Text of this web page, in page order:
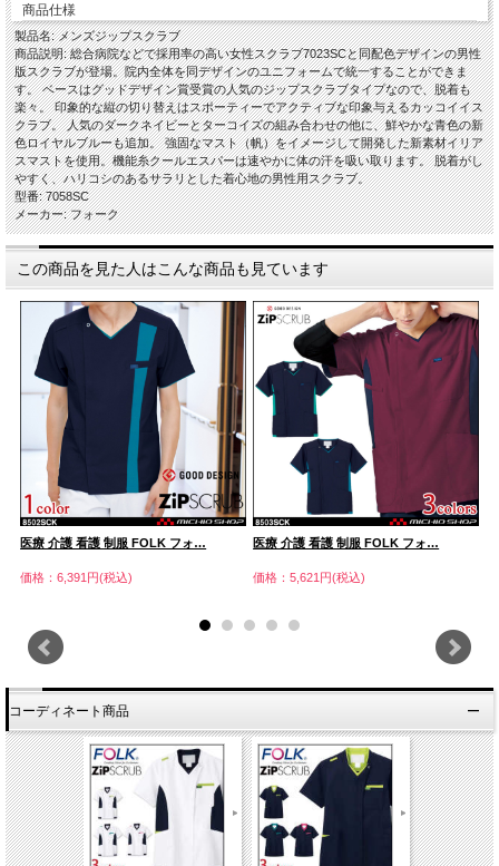
商品仕様
製品名: メンズジップスクラブ
商品説明: 総合病院などで採用率の高い女性スクラブ7023SCと同配色デザインの男性
版スクラブが登場。院内全体を同デザインのユニフォームで統一することができま
す。 ベースはグッドデザイン賞受賞の人気のジップスクラブタイプなので、脱着も
楽々。 印象的な縦の切り替えはスポーティーでアクティブな印象与えるカッコイイス
クラブ。 人気のダークネイビーとターコイズの組み合わせの他に、鮮やかな青色の新
色ロイヤルブルーも追加。 強固なマスト（帆）をイメージして開発した新素材イリア
スマストを使用。機能糸クールエスパーは速やかに体の汗を吸い取ります。 脱着がし
やすく、ハリコシのあるサラリとした着心地の男性用スクラブ。
型番: 7058SC
メーカー: フォーク
この商品を見た人はこんな商品も見ています
医療 介護 看護 制服 FOLK フォ…
価格：6,391円(税込)
医療 介護 看護 制服 FOLK フォ…
価格：5,621円(税込)
コーディネート商品